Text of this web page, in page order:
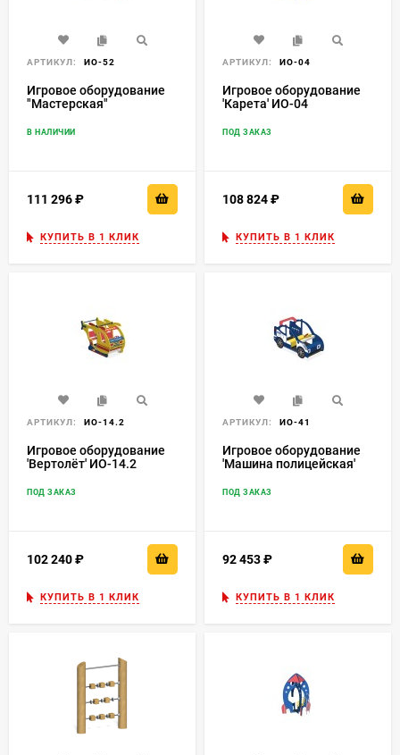
АРТИКУЛ: ИО-52
Игровое оборудование
"Мастерская"
В НАЛИЧИИ
111 296
КУПИТЬ В 1 КЛИК
АРТИКУЛ: ИО-04
Игровое оборудование
'Карета' ИО-04
ПОД ЗАКАЗ
108 824
КУПИТЬ В 1 КЛИК
АРТИКУЛ: ИО-14.2
Игровое оборудование
'Вертолёт' ИО-14.2
ПОД ЗАКАЗ
102 240
КУПИТЬ В 1 КЛИК
АРТИКУЛ: ИО-41
Игровое оборудование
'Машина полицейская'
ПОД ЗАКАЗ
92 453
КУПИТЬ В 1 КЛИК